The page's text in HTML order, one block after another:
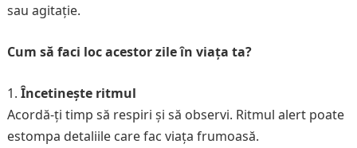
sau agitație.
Cum să faci loc acestor zile în viața ta?
Încetinește ritmul
Acordă-ți timp să respiri și să observi. Ritmul alert poate
estompa detaliile care fac viața frumoasă.